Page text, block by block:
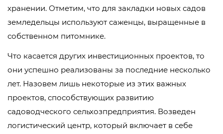
хранении. Отметим, что для закладки новых садов
земледельцы используют саженцы, выращенные в
собственном питомнике.
Что касается других инвестиционных проектов, то
они успешно реализованы за последние несколько
лет. Назовем лишь некоторые из этих важных
проектов, способствующих развитию
садоводческого сельхозпредприятия. Возведен
логистический центр, который включает в себе